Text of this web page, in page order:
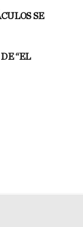
SE
“EL